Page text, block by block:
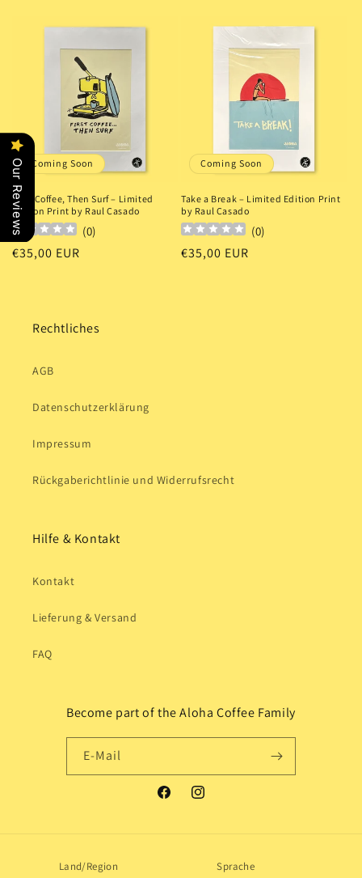
Coming Soon
First Coffee, Then Surf – Limited
Edition Print by Raul Casado
(0)
Normaler
€35,00 EUR
Coming Soon
Take a Break – Limited Edition Print
by Raul Casado
(0)
Normaler
€35,00 EUR
Rechtliches
AGB
Datenschutzerklärung
Impressum
Rückgaberichtlinie und Widerrufsrecht
Hilfe & Kontakt
Kontakt
Lieferung & Versand
FAQ
Become part of the Aloha Coffee Family
E-Mail
FacebookInstagram
Land/Region Sprache
Our Reviews